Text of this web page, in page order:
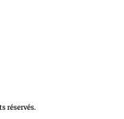
réservés.